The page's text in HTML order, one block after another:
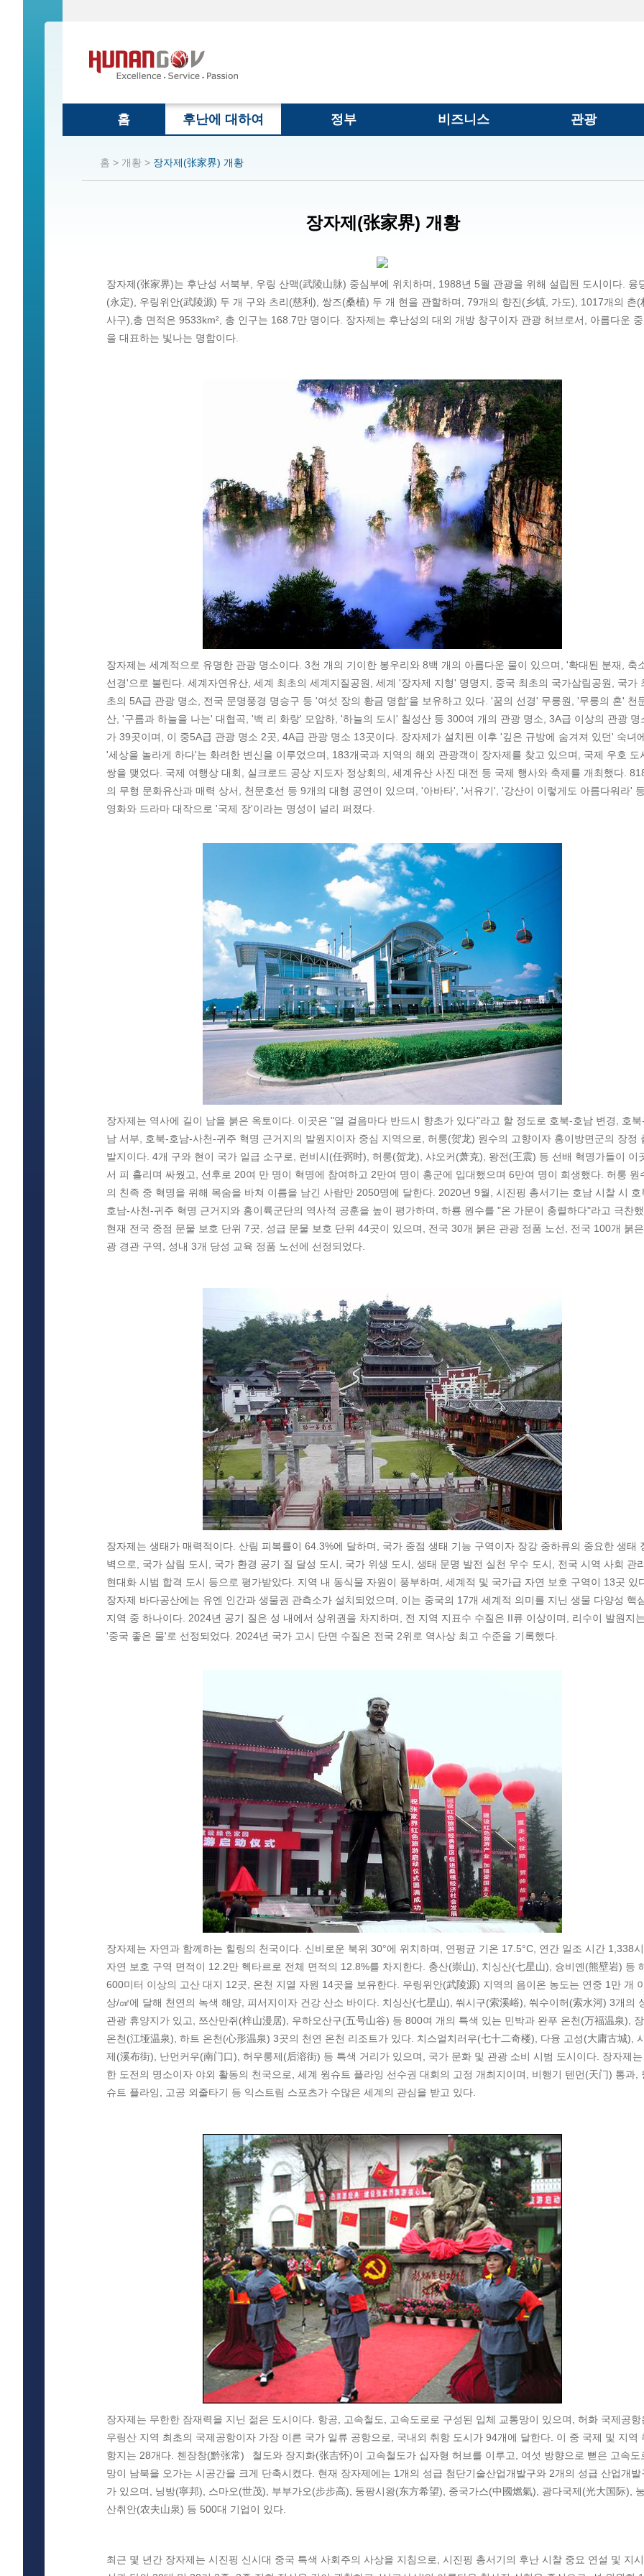
홈 후난에 대하여 정부 비즈니스 관광
홈 > 개황 > 장자제(张家界) 개황
장자제(张家界) 개황
장자제(张家界)는 후난성 서북부, 우링 산맥(武陵山脉) 중심부에 위치하며, 1988년 5월 관광을 위해 설립된 도시이다. 융
(永定), 우링위안(武陵源) 두 개 구와 츠리(慈利), 쌍즈(桑植) 두 개 현을 관할하며, 79개의 향진(乡镇, 가도), 1017개의 촌(
사구),총 면적은 9533km², 총 인구는 168.7만 명이다. 장자제는 후난성의 대외 개방 창구이자 관광 허브로서, 아름다운
을 대표하는 빛나는 명함이다.
장자제는 세계적으로 유명한 관광 명소이다. 3천 개의 기이한 봉우리와 8백 개의 아름다운 물이 있으며, '확대된 분재, 축
선경'으로 불린다. 세계자연유산, 세계 최초의 세계지질공원, 세계 '장자제 지형' 명명지, 중국 최초의 국가삼림공원, 국가
초의 5A급 관광 명소, 전국 문명풍경 명승구 등 '여섯 장의 황금 명함'을 보유하고 있다. '꿈의 선경' 무릉원, '무릉의 혼' 천
산, '구름과 하늘을 나는' 대협곡, '백 리 화랑' 모암하, '하늘의 도시' 칠성산 등 300여 개의 관광 명소, 3A급 이상의 관광 명
가 39곳이며, 이 중5A급 관광 명소 2곳, 4A급 관광 명소 13곳이다. 장자제가 설치된 이후 '깊은 규방에 숨겨져 있던' 숙녀
'세상을 놀라게 하다'는 화려한 변신을 이루었으며, 183개국과 지역의 해외 관광객이 장자제를 찾고 있으며, 국제 우호 도
쌍을 맺었다. 국제 여행상 대회, 실크로드 공상 지도자 정상회의, 세계유산 사진 대전 등 국제 행사와 축제를 개최했다.
의 무형 문화유산과 매력 상서, 천문호선 등 9개의 대형 공연이 있으며, '아바타', '서유기', '강산이 이렇게도 아름다워라'
영화와 드라마 대작으로 '국제 장'이라는 명성이 널리 퍼졌다.
장자제는 역사에 길이 남을 붉은 옥토이다. 이곳은 "열 걸음마다 반드시 향초가 있다"라고 할 정도로 호북-호남 변경, 호북
남 서부, 호북-호남-사천-귀주 혁명 근거지의 발원지이자 중심 지역으로, 허룽(贺龙) 원수의 고향이자 홍이방면군의 장정
발지이다. 4개 구와 현이 국가 일급 소구로, 런비시(任弼时), 허룽(贺龙), 샤오커(萧克), 왕전(王震) 등 선배 혁명가들이 이
서 피 흘리며 싸웠고, 선후로 20여 만 명이 혁명에 참여하고 2만여 명이 홍군에 입대했으며 6만여 명이 희생했다. 허룽 원
의 친족 중 혁명을 위해 목숨을 바쳐 이름을 남긴 사람만 2050명에 달한다. 2020년 9월, 시진핑 총서기는 호남 시찰 시 호
호남-사천-귀주 혁명 근거지와 홍이륙군단의 역사적 공훈을 높이 평가하며, 하룡 원수를 "온 가문이 충렬하다"라고 극찬
현재 전국 중점 문물 보호 단위 7곳, 성급 문물 보호 단위 44곳이 있으며, 전국 30개 붉은 관광 정품 노선, 전국 100개 붉
광 경관 구역, 성내 3개 당성 교육 정품 노선에 선정되었다.
장자제는 생태가 매력적이다. 산림 피복률이 64.3%에 달하며, 국가 중점 생태 기능 구역이자 장강 중하류의 중요한 생태
벽으로, 국가 삼림 도시, 국가 환경 공기 질 달성 도시, 국가 위생 도시, 생태 문명 발전 실천 우수 도시, 전국 시역 사회 관
현대화 시범 합격 도시 등으로 평가받았다. 지역 내 동식물 자원이 풍부하며, 세계적 및 국가급 자연 보호 구역이 13곳 있
장자제 바다공산에는 유엔 인간과 생물권 관측소가 설치되었으며, 이는 중국의 17개 세계적 의미를 지닌 생물 다양성 핵
지역 중 하나이다. 2024년 공기 질은 성 내에서 상위권을 차지하며, 전 지역 지표수 수질은 II류 이상이며, 리수이 발원지
'중국 좋은 물'로 선정되었다. 2024년 국가 고시 단면 수질은 전국 2위로 역사상 최고 수준을 기록했다.
장자제는 자연과 함께하는 힐링의 천국이다. 신비로운 북위 30°에 위치하며, 연평균 기온 17.5°C, 연간 일조 시간 1,338
자연 보호 구역 면적이 12.2만 헥타르로 전체 면적의 12.8%를 차지한다. 충산(崇山), 치싱산(七星山), 슝비옌(熊壁岩) 등
600미터 이상의 고산 대지 12곳, 온천 지열 자원 14곳을 보유한다. 우링위안(武陵源) 지역의 음이온 농도는 연중 1만 개
상/㎠에 달해 천연의 녹색 해양, 피서지이자 건강 산소 바이다. 치싱산(七星山), 쒀시구(索溪峪), 쒀수이허(索水河) 3개의
관광 휴양지가 있고, 쯔산만쥐(梓山漫居), 우하오산구(五号山谷) 등 800여 개의 특색 있는 민박과 완푸 온천(万福温泉),
온천(江垭温泉), 하트 온천(心形温泉) 3곳의 천연 온천 리조트가 있다. 치스얼치러우(七十二奇楼), 다융 고성(大庸古城),
제(溪布街), 난먼커우(南门口), 허우룽제(后溶街) 등 특색 거리가 있으며, 국가 문화 및 관광 소비 시범 도시이다. 장자제
한 도전의 명소이자 야외 활동의 천국으로, 세계 윙슈트 플라잉 선수권 대회의 고정 개최지이며, 비행기 텐먼(天门) 통과,
슈트 플라잉, 고공 외줄타기 등 익스트림 스포츠가 수많은 세계의 관심을 받고 있다.
장자제는 무한한 잠재력을 지닌 젊은 도시이다. 항공, 고속철도, 고속도로로 구성된 입체 교통망이 있으며, 허화 국제공항
우링산 지역 최초의 국제공항이자 가장 이른 국가 일류 공항으로, 국내외 취항 도시가 94개에 달한다. 이 중 국제 및 지역
항지는 28개다. 첸장창(黔张常) 철도와 장지화(张吉怀)이 고속철도가 십자형 허브를 이루고, 여섯 방향으로 뻗은 고속도
망이 남북을 오가는 시공간을 크게 단축시켰다. 현재 장자제에는 1개의 성급 첨단기술산업개발구와 2개의 성급 산업개발
가 있으며, 닝방(寧邦), 스마오(世茂), 부부가오(步步高), 둥팡시왕(东方希望), 중국가스(中國燃氣), 광다국제(光大国际),
산취안(农夫山泉) 등 500대 기업이 있다.
최근 몇 년간 장자제는 시진핑 신시대 중국 특색 사회주의 사상을 지침으로, 시진핑 총서기의 후난 시찰 중요 연설 및 지